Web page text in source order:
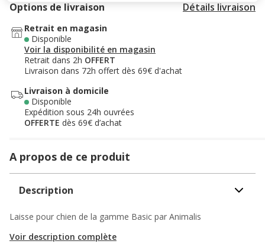
Options de livraison Détails livraison
Retrait en magasin
Disponible
Voir la disponibilité en magasin
Retrait dans 2h OFFERT
Livraison dans 72h offert dès 69€ d'achat
Livraison à domicile
Disponible
Expédition sous 24h ouvrées
OFFERTE dès 69€ d’achat
A propos de ce produit
Description
Laisse pour chien de la gamme Basic par Animalis
Voir description complète